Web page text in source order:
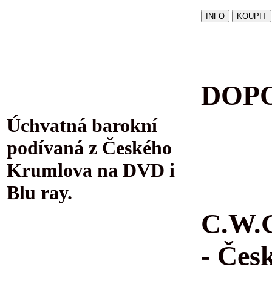
Úchvatná barokní
podívaná z Českého
Krumlova na DVD i
Blu ray.
-